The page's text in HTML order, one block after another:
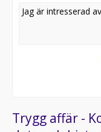
Trygg affär -